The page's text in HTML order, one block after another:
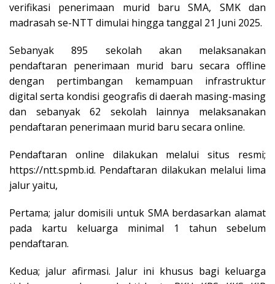
verifikasi penerimaan murid baru SMA, SMK dan
madrasah se-NTT dimulai hingga tanggal 21 Juni 2025.
Sebanyak 895 sekolah akan melaksanakan
pendaftaran penerimaan murid baru secara offline
dengan pertimbangan kemampuan infrastruktur
digital serta kondisi geografis di daerah masing-masing
dan sebanyak 62 sekolah lainnya melaksanakan
pendaftaran penerimaan murid baru secara online.
Pendaftaran online dilakukan melalui situs resmi;
https://ntt.spmb.id. Pendaftaran dilakukan melalui lima
jalur yaitu,
Pertama; jalur domisili untuk SMA berdasarkan alamat
pada kartu keluarga minimal 1 tahun sebelum
pendaftaran.
Kedua; jalur afirmasi. Jalur ini khusus bagi keluarga